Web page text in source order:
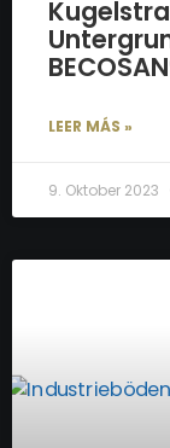
LEER MÁS »
9. Oktober 2023